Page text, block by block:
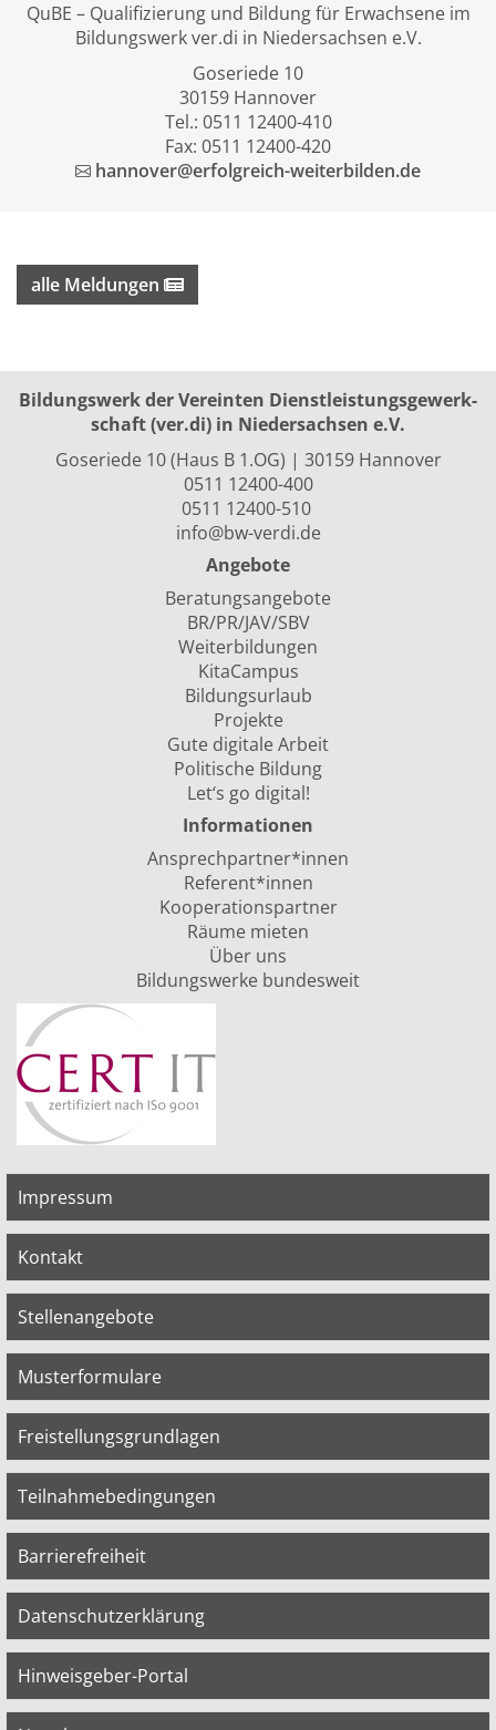
QuBE – Qualifizierung und Bildung für Erwachsene im
Bildungswerk ver.di in Niedersachsen e.V.
Goseriede 10
30159 Hannover
Tel.: 0511 12400-410
Fax: 0511 12400-420
hannover@erfolgreich-weiterbilden.de
alle Meldungen
Bildungswerk der Vereinten Dienst­leis­tungs­ge­werk­
schaft (ver.di) in Niedersachsen e.V.
Goseriede 10 (Haus B 1.OG) | 30159 Hannover
0511 12400-400
0511 12400-510
info@bw-verdi.de
Angebote
Beratungsangebote
BR/PR/JAV/SBV
Weiterbildungen
KitaCampus
Bildungsurlaub
Projekte
Gute digitale Arbeit
Politische Bildung
Let‘s go digital!
Informationen
Ansprechpartner*innen
Referent*innen
Kooperationspartner
Räume mieten
Über uns
Bildungswerke bundesweit
Impressum
Kontakt
Stellenangebote
Musterformulare
Freistellungsgrundlagen
Teilnahmebedingungen
Barrierefreiheit
Datenschutzerklärung
Hinweisgeber-Portal